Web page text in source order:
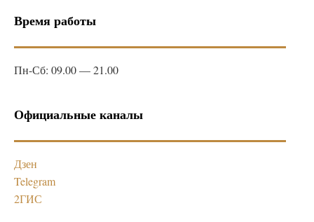
Время работы
Пн-Сб: 09.00 — 21.00
Официальные каналы
Дзен
Telegram
2ГИС